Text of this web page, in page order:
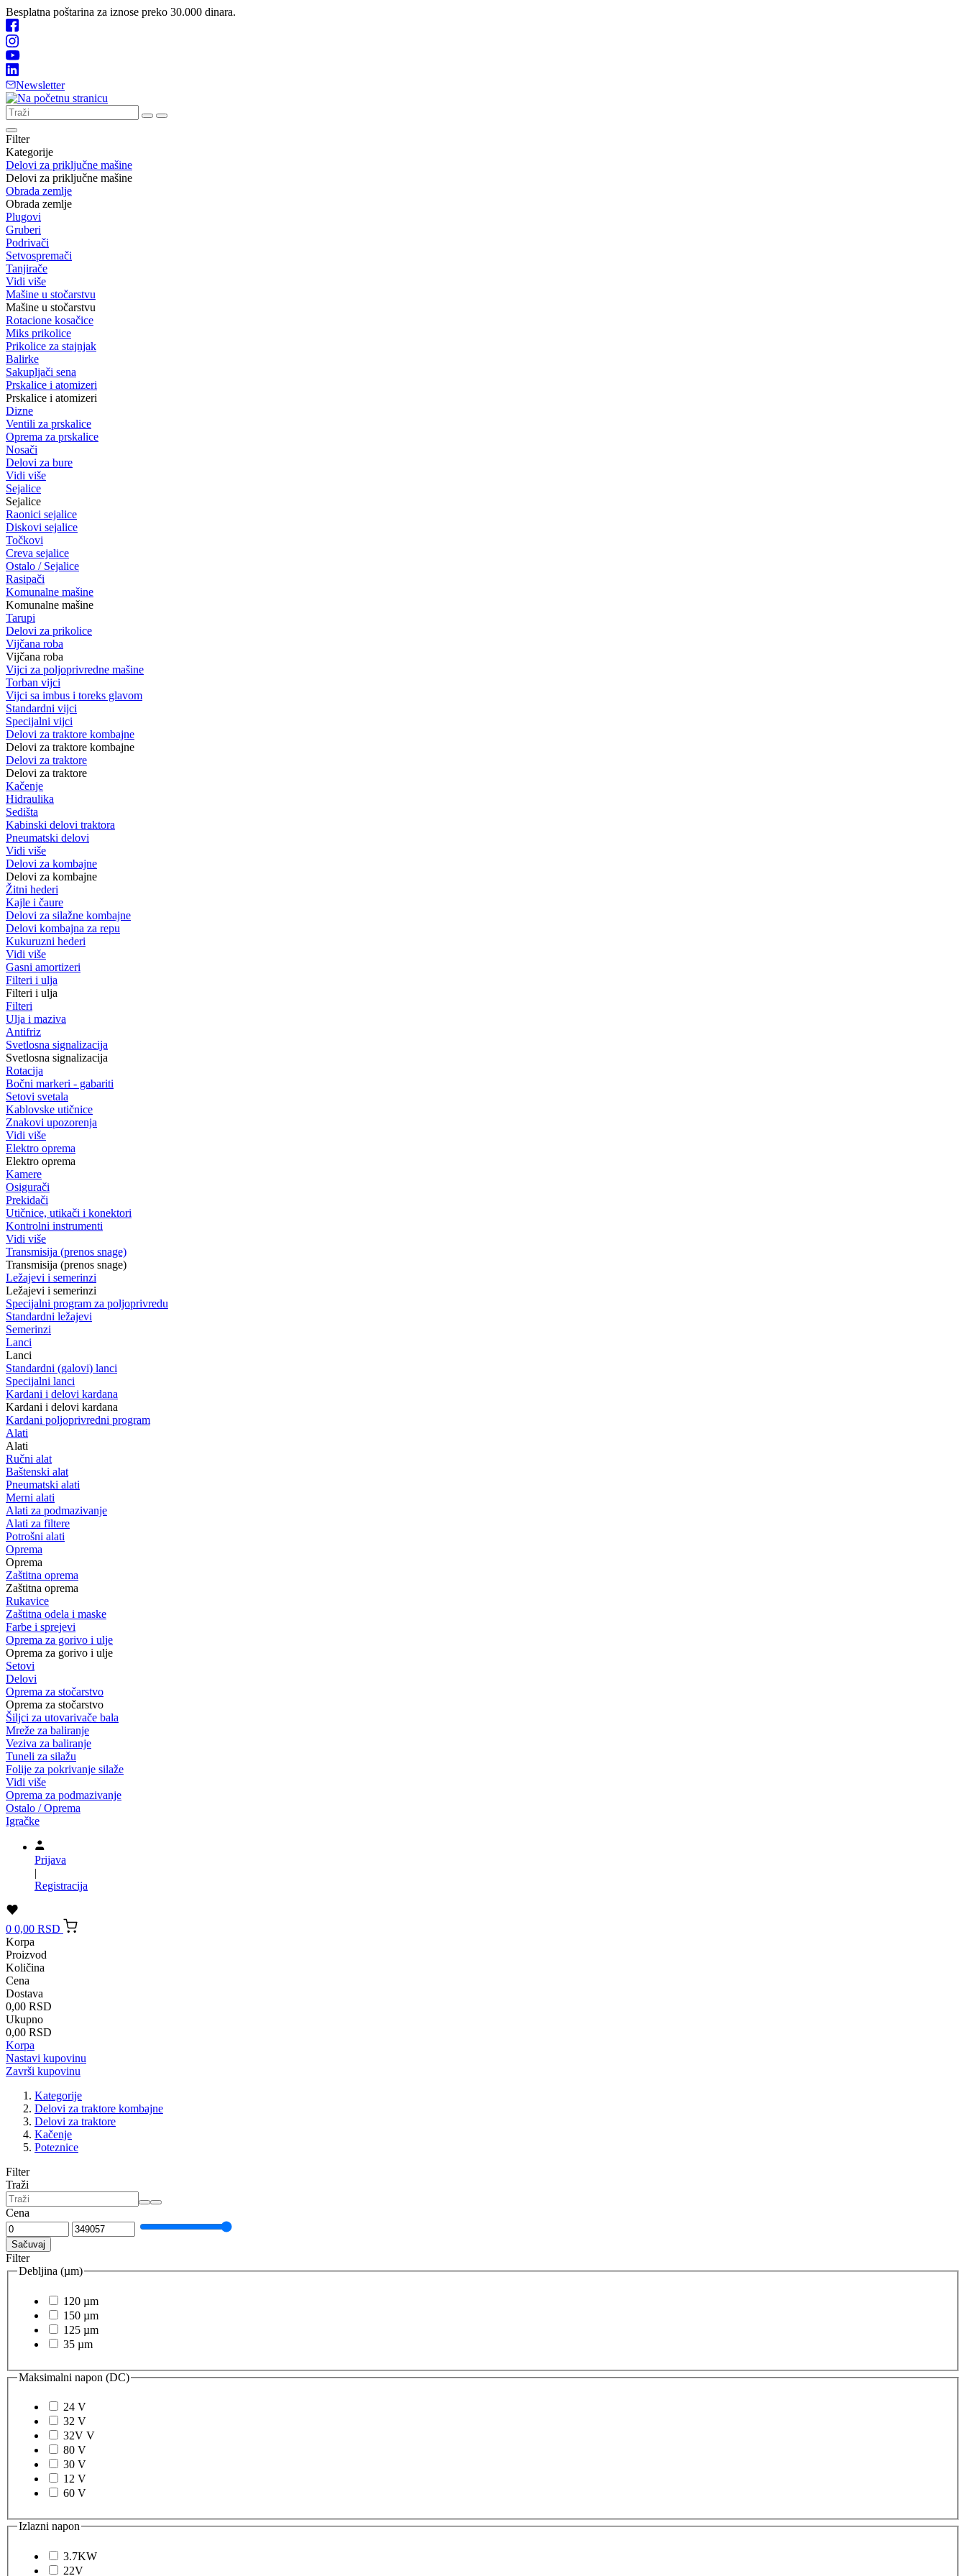
Besplatna poštarina za iznose preko 30.000 dinara.
Newsletter
Filter
Kategorije
Delovi za priključne mašine
Delovi za priključne mašine
Obrada zemlje
Obrada zemlje
Plugovi
Gruberi
Podrivači
Setvospremači
Tanjirače
Vidi više
Mašine u stočarstvu
Mašine u stočarstvu
Rotacione kosačice
Miks prikolice
Prikolice za stajnjak
Balirke
Sakupljači sena
Prskalice i atomizeri
Prskalice i atomizeri
Dizne
Ventili za prskalice
Oprema za prskalice
Nosači
Delovi za bure
Vidi više
Sejalice
Sejalice
Raonici sejalice
Diskovi sejalice
Točkovi
Creva sejalice
Ostalo / Sejalice
Rasipači
Komunalne mašine
Komunalne mašine
Tarupi
Delovi za prikolice
Vijčana roba
Vijčana roba
Vijci za poljoprivredne mašine
Torban vijci
Vijci sa imbus i toreks glavom
Standardni vijci
Specijalni vijci
Delovi za traktore kombajne
Delovi za traktore kombajne
Delovi za traktore
Delovi za traktore
Kačenje
Hidraulika
Sedišta
Kabinski delovi traktora
Pneumatski delovi
Vidi više
Delovi za kombajne
Delovi za kombajne
Žitni hederi
Kajle i čaure
Delovi za silažne kombajne
Delovi kombajna za repu
Kukuruzni hederi
Vidi više
Gasni amortizeri
Filteri i ulja
Filteri i ulja
Filteri
Ulja i maziva
Antifriz
Svetlosna signalizacija
Svetlosna signalizacija
Rotacija
Bočni markeri - gabariti
Setovi svetala
Kablovske utičnice
Znakovi upozorenja
Vidi više
Elektro oprema
Elektro oprema
Kamere
Osigurači
Prekidači
Utičnice, utikači i konektori
Kontrolni instrumenti
Vidi više
Transmisija (prenos snage)
Transmisija (prenos snage)
Ležajevi i semerinzi
Ležajevi i semerinzi
Specijalni program za poljoprivredu
Standardni ležajevi
Semerinzi
Lanci
Lanci
Standardni (galovi) lanci
Specijalni lanci
Kardani i delovi kardana
Kardani i delovi kardana
Kardani poljoprivredni program
Alati
Alati
Ručni alat
Baštenski alat
Pneumatski alati
Merni alati
Alati za podmazivanje
Alati za filtere
Potrošni alati
Oprema
Oprema
Zaštitna oprema
Zaštitna oprema
Rukavice
Zaštitna odela i maske
Farbe i sprejevi
Oprema za gorivo i ulje
Oprema za gorivo i ulje
Setovi
Delovi
Oprema za stočarstvo
Oprema za stočarstvo
Šiljci za utovarivače bala
Mreže za baliranje
Veziva za baliranje
Tuneli za silažu
Folije za pokrivanje silaže
Vidi više
Oprema za podmazivanje
Ostalo / Oprema
Igračke
Prijava
|
Registracija
0 0,00 RSD
Korpa
Proizvod
Količina
Cena
Dostava
0,00 RSD
Ukupno
0,00 RSD
Korpa
Nastavi kupovinu
Završi kupovinu
Kategorije
Delovi za traktore kombajne
Delovi za traktore
Kačenje
Poteznice
Filter
Traži
Cena
Sačuvaj
Filter
Debljina (µm)
120 µm
150 µm
125 µm
35 µm
Maksimalni napon (DC)
24 V
32 V
32V V
80 V
30 V
12 V
60 V
Izlazni napon
3.7KW
22V